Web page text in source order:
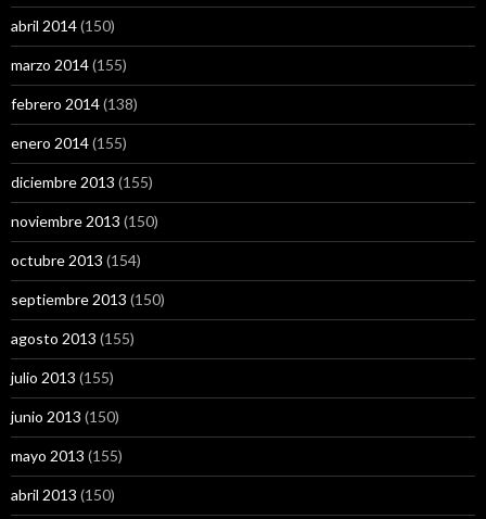
abril 2014(150)
marzo 2014(155)
febrero 2014(138)
enero 2014(155)
diciembre 2013 (155)
noviembre 2013 (150)
octubre 2013 (154)
septiembre 2013 (150)
agosto 2013 (155)
julio 2013 (155)
junio 2013 (150)
mayo 2013 (155)
abril 2013 (150)